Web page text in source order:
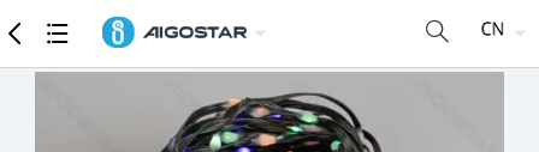
商品 详细参数 推荐